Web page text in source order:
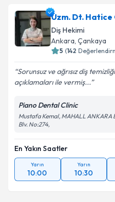
Uzm. Dt.
Diş Hekimi
Ankara, Çankaya
5 (142
Sorunsuz ve ağrısız diş
açıklamaları ile vermiş...
Piano Dental Clinic
Mustafa Kemal, MAHALL ANKARA
Blv. No:274,
En Yakın Saatler
Yarın
10:00
Yarın
10:30